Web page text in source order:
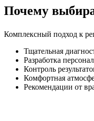
Почему
Комплексный подход к
Тщательная
Разработка
Контроль
Комфортная
Рекомендации от